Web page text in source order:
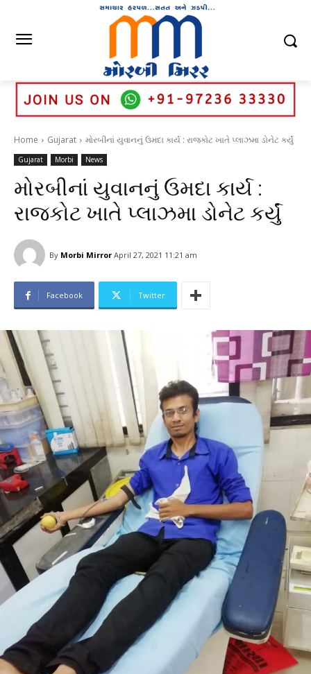
Home Gujarat મોરબીનાં યુવાનનું ઉમદા કાર્ય : રાજકોટ ખાતે પ્લાઝમા ડોનેટ કર્યું
Gujarat Morbi News
મોરબીનાં યુવાનનું ઉમદા કાર્ય :
રાજકોટ ખાતે પ્લાઝમા ડોનેટ કર્યું
By Morbi Mirror April 27, 2021 11:21 am
Facebook Twitter